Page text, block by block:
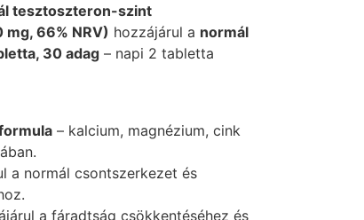
tesztoszteron-szint
66% NRV) hozzájárul a normál
30 adag – napi 2 tabletta
– kalcium, magnézium, cink
a normál csontszerkezet és
a fáradtság csökkentéséhez és